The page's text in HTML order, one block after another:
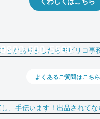
0800-500-5500
よくあるご質問はこちら